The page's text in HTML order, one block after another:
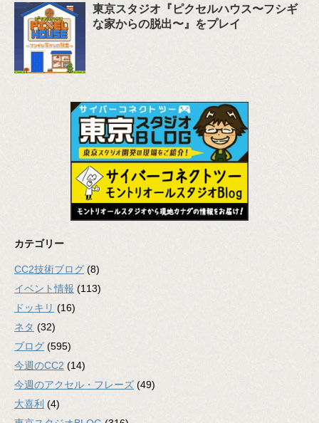
東京スタジオ『ピクセルハウス〜フシギ
な家からの脱出〜』をプレイ
カテゴリー
CC2技術ブログ (8)
イベント情報 (113)
ドッキリ (16)
ネタ (32)
ブログ (595)
今週のCC2 (14)
今週のアクセル・フレーズ (49)
大喜利 (4)